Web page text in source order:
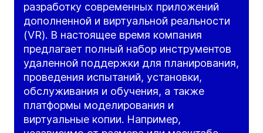
разработку современных приложений
дополненной и виртуальной реальности
(VR). В настоящее время компания
предлагает полный набор инструментов
удаленной поддержки для планирования,
проведения испытаний, установки,
обслуживания и обучения, а также
платформы моделирования и
виртуальные копии. Например,